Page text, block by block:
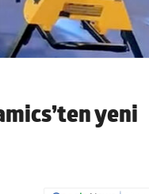
yeni